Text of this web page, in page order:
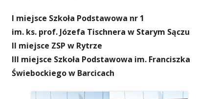
I miejsce Szkoła Podstawowa nr 1
im. ks. prof. Józefa Tischnera w Starym Sączu
II miejsce ZSP w Rytrze
III miejsce Szkoła Podstawowa im. Franciszka
Świebockiego w Barcicach